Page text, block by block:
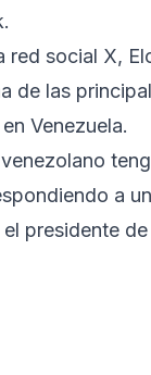
red social X,
de las
Venezuela.
a
presidente